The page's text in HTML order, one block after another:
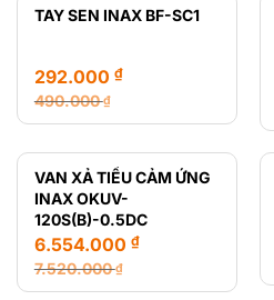
là:
tại
TAY SEN INAX BF-SC1
490.000₫
Giá
490.000 ₫.
292.000 ₫
Giá
là:
292.000 ₫.
VAN XẢ TIỂU CẢM ỨNG
INAX OKUV-
120S(B)-0.5DC
7.520.000₫
Giá
6.554.000 ₫
Giá